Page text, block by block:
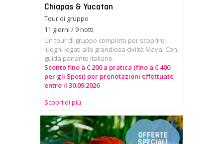
Chiapas & Yucatan
Tour di gruppo
11 giorni / 9 notti
Un tour di gruppo completo per scoprire i
luoghi legati alla grandiosa civiltà Maya. Con
guida parlante italiano.
Sconto fino a € 200 a pratica (fino a € 400
per gli Sposi) per prenotazioni effettuate
entro il 30.09.2026
Scopri di più